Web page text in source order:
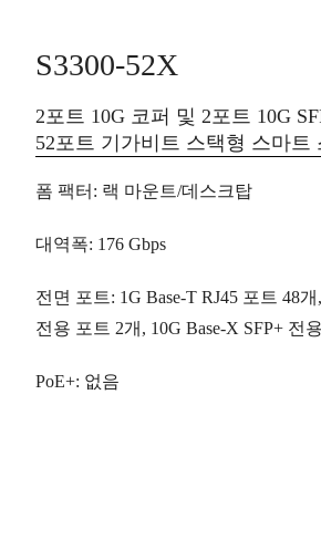
S3300-52X
2포트 10G 코퍼 및 2포트 10G
52포트 기가비트 스택형 스마트
폼 팩터 : 랙 마운트/데스크탑
대역폭: 176 Gbps
전면 포트: 1G Base-T RJ45 포트 48개
전용 포트 2개 , 10G Base-X SFP+ 전
PoE+: 없음